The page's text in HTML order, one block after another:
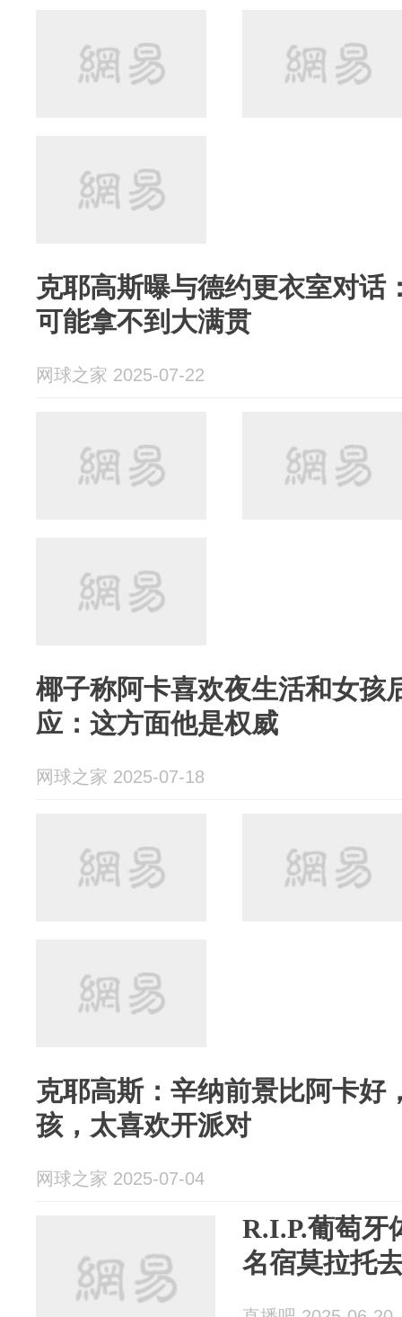
克耶高斯曝与德约更衣室对话
可能拿不到大满贯
网球之家 2025-07-22
椰子称阿卡喜欢夜生活和女孩
应：这方面他是权威
网球之家 2025-07-18
克耶高斯：辛纳前景比阿卡好
孩，太喜欢开派对
网球之家 2025-07-04
R.I.P.葡萄牙
名宿莫拉托